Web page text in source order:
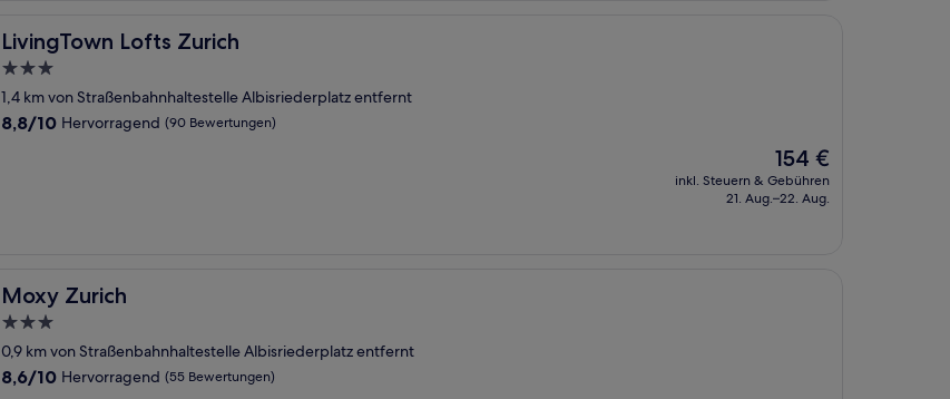
LivingTown Lofts Zurich
LivingTown Lofts Zurich
3.0-
Sterne-
Unterkunft
1,4 km von Straßenbahnhaltestelle Albisriederplatz entfernt
8.8
8,8/10 Hervorragend (90 Bewertungen)
Der
Preis
beträgt
154 €
inkl. Steuern & Gebühren
21. Aug.–22. Aug.
Moxy Zurich
Moxy Zurich
3.0-
Sterne-
Unterkunft
0,9 km von Straßenbahnhaltestelle Albisriederplatz entfernt
8.6
8,6/10 Hervorragend (55 Bewertungen)